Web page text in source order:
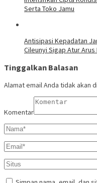
Serta Toko Jamu
Antisipasi Kepadatan
Cileunyi Sigap Atur Arus
Tinggalkan Balasan
Alamat email Anda tidak akan
Komentar